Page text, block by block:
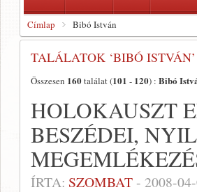
Címlap Bibó István
TALÁLATOK ‘BIBÓ ISTVÁN’
Összesen 160találat (101 - 120) : Bibó
HOLOKAUSZT
BESZÉDEI,
ÍRTA: SZOMBAT- 2008-